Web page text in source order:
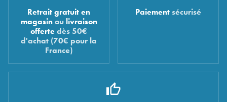
Retrait gratuit en
magasinou livraison
offerte dès 50€
d'achat (70€ pour la
France)
Paiement sécurisé